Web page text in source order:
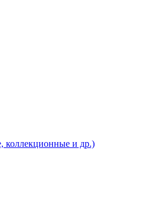
коллекционные и др.)